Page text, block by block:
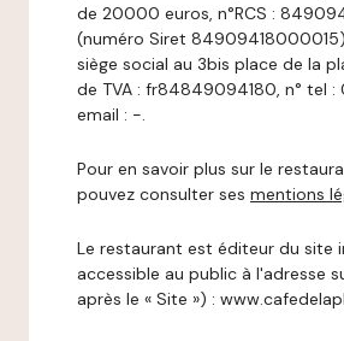
de 20000 euros, n°RCS :
(numéro Siret
siège social au 3bis place de la
de TVA : fr84849094180, n° tel :
email : -.
Pour en savoir plus sur le
pouvez consulter ses mentions
Le restaurant est éditeur du site
accessible au public à l'adresse
après le « Site ») :